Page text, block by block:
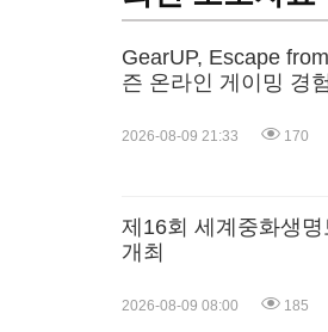
GearUP, Escape
즌 온라인 게이밍 경
2026-08-09 21:33 170
제16회 세계중화생
개최
2026-08-09 08:00 185